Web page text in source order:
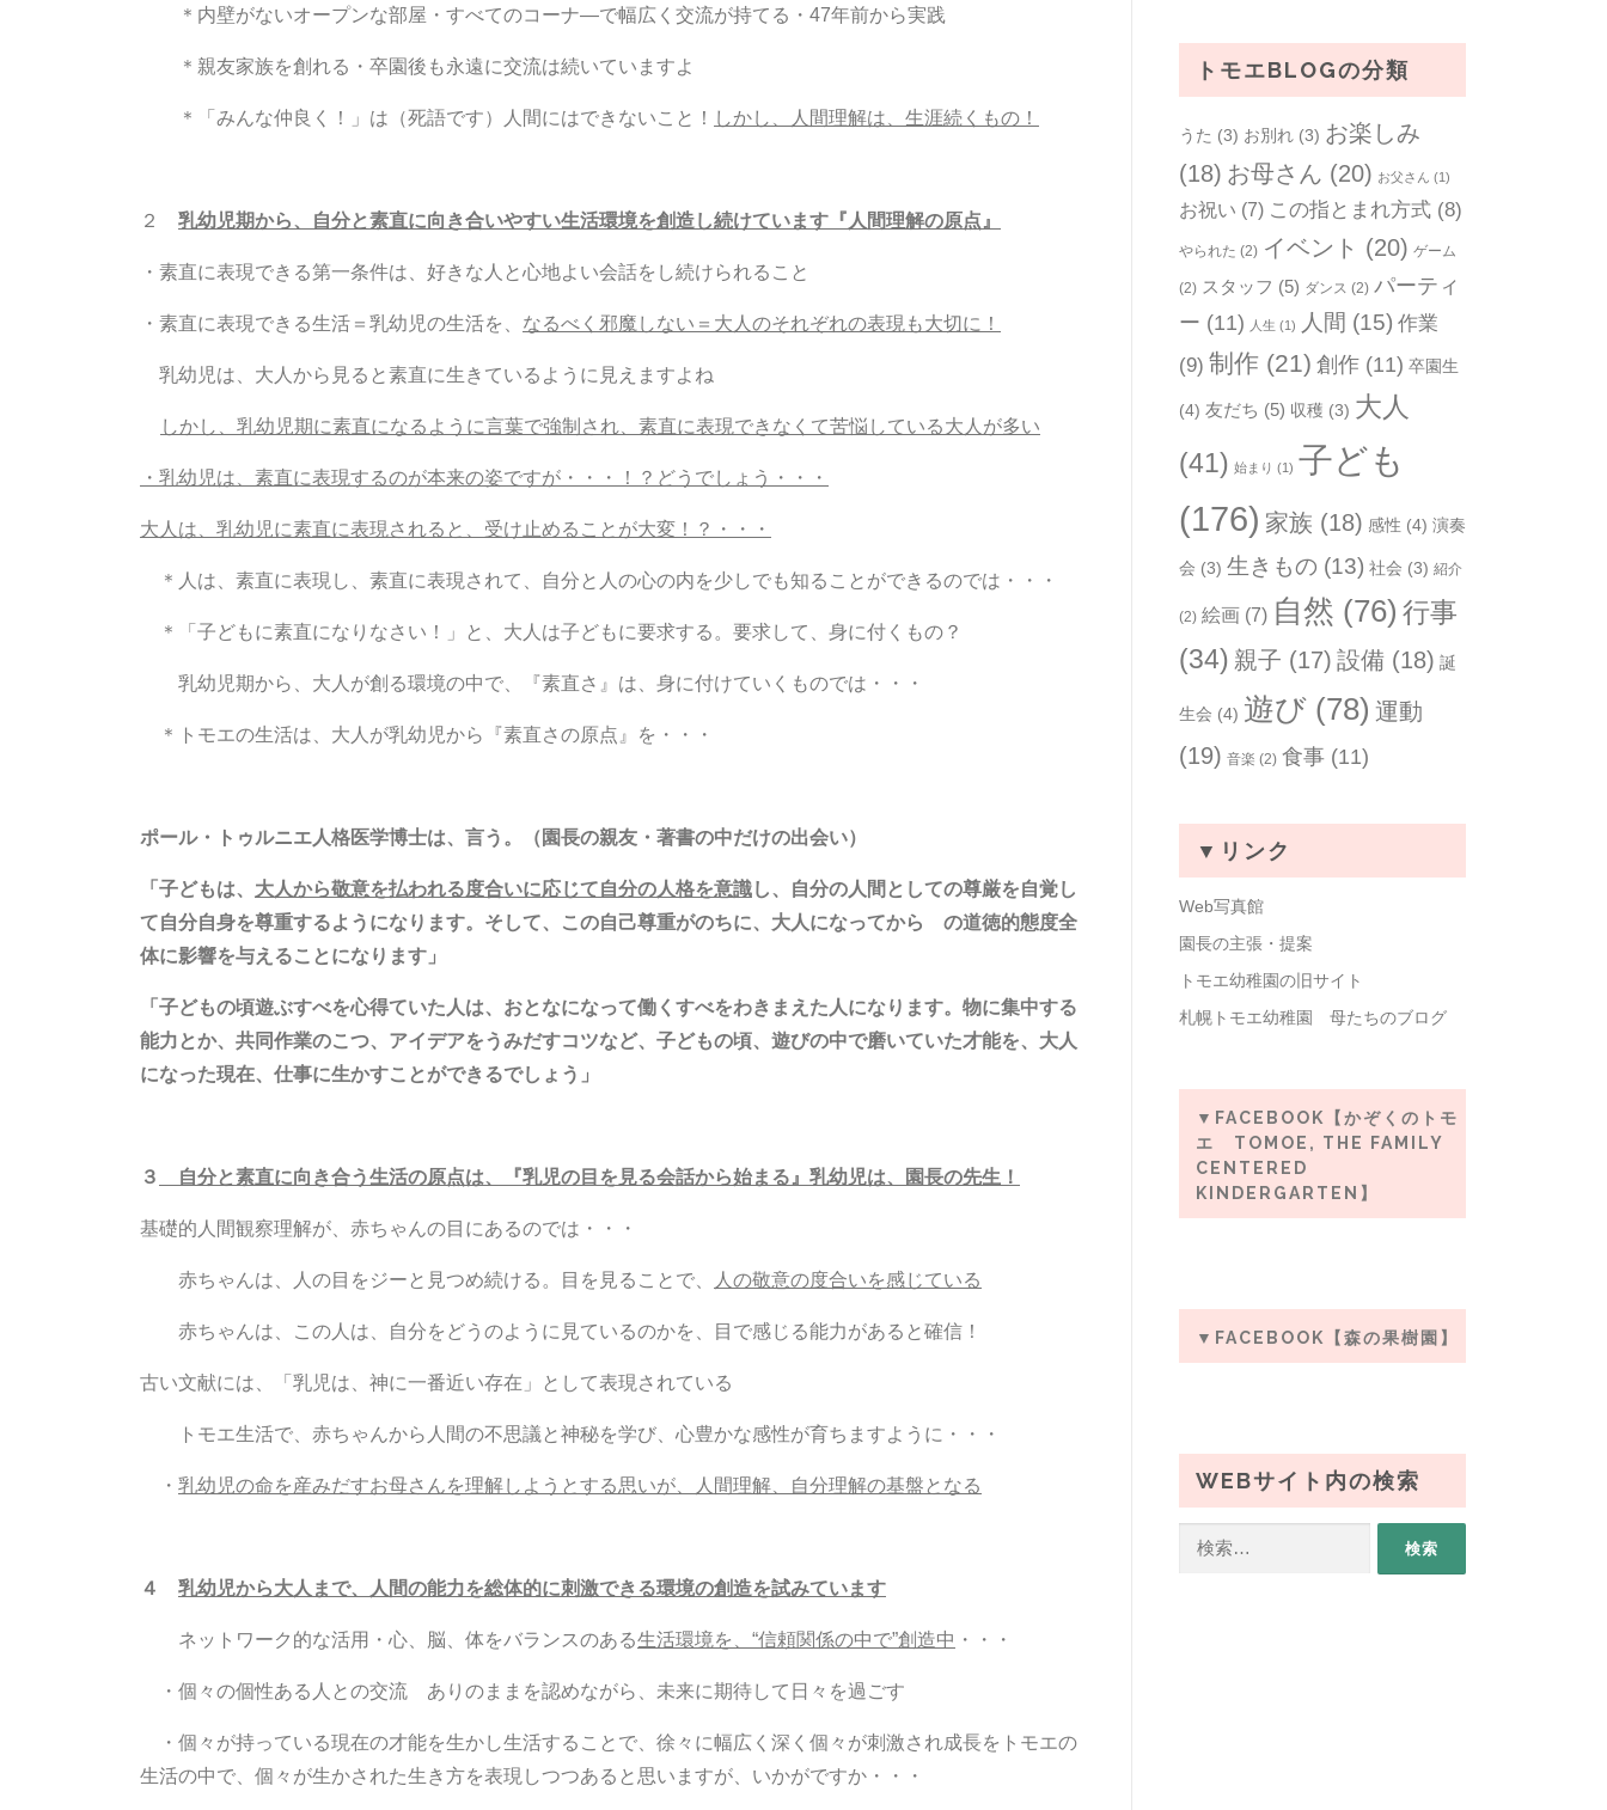
＊内壁がないオープンな部屋・すべてのコーナ―で幅広く交流が持てる・47年前から実践
＊親友家族を創れる・卒園後も永遠に交流は続いていますよ
＊「みんな仲良く！」は（死語です）人間にはできないこと！ しかし、人間理解は、生涯続くもの！
２ 乳幼児期から、自分と素直に向き合いやすい生活環境を創造し続けています『人間理解の原点』
・素直に表現できる第一条件は、好きな人と心地よい会話をし続けられること
・素直に表現できる生活＝乳幼児の生活を、 なるべく邪魔しない＝大人のそれぞれの表現も大切に！
乳幼児は、大人から見ると素直に生きているように見えますよね
しかし、乳幼児期に素直になるように言葉で強制され、素直に表現できなくて苦悩している大人が多い
・乳幼児は、素直に表現するのが本来の姿ですが・・・！？どうでしょう・・・
大人は、乳幼児に素直に表現されると、受け止めることが大変！？・・・
＊人は、素直に表現し、素直に表現されて、自分と人の心の内を少しでも知ることができるのでは・・・
＊「子どもに素直になりなさい！」と、大人は子どもに要求する。要求して、身に付くもの？
乳幼児期から、大人が創る環境の中で、『素直さ』は、身に付けていくものでは・・・
＊トモエの生活は、大人が乳幼児から『素直さの原点』を・・・
ポール・トゥルニエ人格医学博士は、言う。（園長の親友・著書の中だけの出会い）
「子どもは、 大人から敬意を払われる度合いに応じて自分の人格を意識 し、自分の人間としての尊厳を自覚し
て自分自身を尊重するようになります。そして、この自己尊重がのちに、大人になってから の道徳的態度全
体に影響を与えることになります」
「子どもの頃遊ぶすべを心得ていた人は、おとなになって働くすべをわきまえた人になります。物に集中する
能力とか、共同作業のこつ、アイデアをうみだすコツなど、子どもの頃、遊びの中で磨いていた才能を、大人
になった現在、仕事に生かすことができるでしょう」
３ 自分と素直に向き合う生活の原点は、『乳児の目を見る会話から始まる』乳幼児は、園長の先生！
基礎的人間観察理解が、赤ちゃんの目にあるのでは・・・
赤ちゃんは、人の目をジーと見つめ続ける。目を見ることで、 人の敬意の度合いを感じている
赤ちゃんは、この人は、自分をどうのように見ているのかを、目で感じる能力があると確信！
古い文献には、「乳児は、神に一番近い存在」として表現されている
トモエ生活で、赤ちゃんから人間の不思議と神秘を学び、心豊かな感性が育ちますように・・・
・ 乳幼児の命を産みだすお母さんを理解しようとする思いが、人間理解、自分理解の基盤となる
４ 乳幼児から大人まで、人間の能力を総体的に刺激できる環境の創造を試みています
ネットワーク的な活用・心、脳、体をバランスのある生活環境を、“信頼関係の中で”創造中 ・・・
・個々の個性ある人との交流 ありのままを認めながら、未来に期待して日々を過ごす
・個々が持っている現在の才能を生かし生活することで、徐々に幅広く深く個々が刺激され成長を トモエの
生活の中で、個々が生かされた生き方を表現しつつあると思いますが、いかがですか・・・
トモエBLOGの分類
うた (3) お別れ (3) お楽しみ
(18) お母さん (20) お父さん (1)
お祝い (7) この指とまれ方式 (8)
やられた (2) イベント (20) ゲーム
(2) スタッフ (5) ダンス (2) パーティ
ー (11) 人生 (1) 人間 (15) 作業
(9) 制作 (21) 創作 (11) 卒園生
(4) 友だち (5) 収穫 (3) 大人
(41) 始まり (1) 子ども
(176) 家族 (18) 感性 (4) 演奏
会 (3) 生きもの (13) 社会 (3) 紹介
(2) 絵画 (7) 自然 (76) 行事
(34) 親子 (17) 設備 (18) 誕
生会 (4) 遊び (78) 運動
(19) 音楽 (2) 食事 (11)
▼リンク
Web写真館
園長の主張・提案
トモエ幼稚園の旧サイト
札幌トモエ幼稚園 母たちのブログ
▼FACEBOOK【かぞくのトモ
エ TOMOE, THE FAMILY
CENTERED
KINDERGARTEN】
▼FACEBOOK【森の果樹園】
WEBサイト内の検索